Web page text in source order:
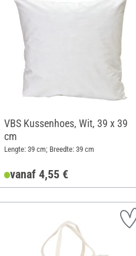
VBS Kussenhoes, Wit, 39 x 39
cm
Lengte: 39 cm; Breedte: 39 cm
vanaf 4,55 €